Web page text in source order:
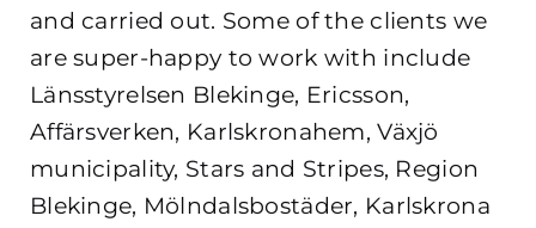
and carried out. Some of the clients we
are super-happy to work with include
Länsstyrelsen Blekinge, Ericsson,
Affärsverken, Karlskronahem, Växjö
municipality, Stars and Stripes, Region
Blekinge, Mölndalsbostäder, Karlskrona